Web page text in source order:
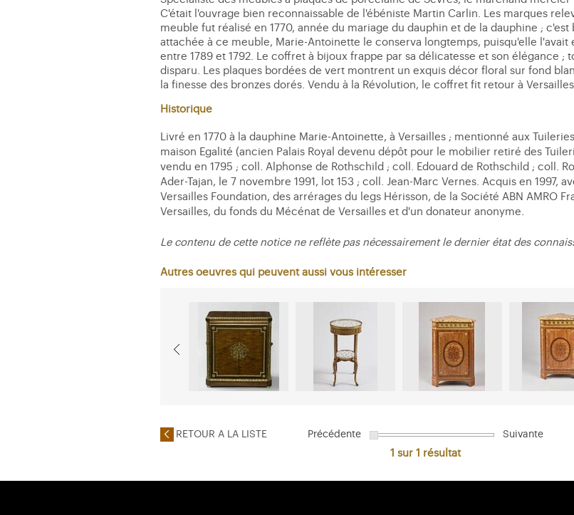
C'était l'ouvrage bien reconnaissable de l'ébéniste Martin Carlin. Les marques
meuble fut réalisé en 1770, année du mariage du dauphin et de la dauphine ;
attachée à ce meuble, Marie-Antoinette le conserva longtemps, puisqu'elle l'avait
entre 1789 et 1792. Le coffret à bijoux frappe par sa délicatesse et son élégance ;
disparu. Les plaques bordées de vert montrent un exquis décor floral sur fond
la finesse des bronzes dorés. Vendu à la Révolution, le coffret fit retour à Versailles
Historique
Livré en 1770 à la dauphine Marie-Antoinette, à Versailles ; mentionné aux
maison Egalité (ancien Palais Royal devenu dépôt pour le mobilier retiré des
vendu en 1795 ; coll. Alphonse de Rothschild ; coll. Edouard de Rothschild ; coll.
Ader-Tajan, le 7 novembre 1991, lot 153 ; coll. Jean-Marc Vernes. Acquis en 1997,
Versailles Foundation, des arrérages du legs Hérisson, de la Société ABN AMRO
Versailles, du fonds du Mécénat de Versailles et d'un donateur anonyme.
Le contenu de cette notice ne reflète pas nécessairement le dernier état des
Autres oeuvres qui peuvent aussi vous intéresser
RETOUR A LA LISTE Précédente Suivante
1 sur 1 résultat